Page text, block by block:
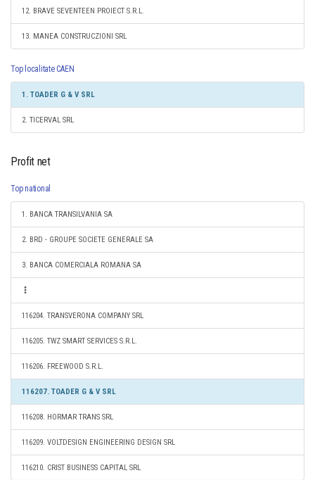
12. BRAVE SEVENTEEN PROIECT S.R.L.
13. MANEA CONSTRUCZIONI SRL
Top localitate CAEN
1. TOADER G & V SRL
2. TICERVAL SRL
Profit net
Top national
1. BANCA TRANSILVANIA SA
2. BRD - GROUPE SOCIETE GENERALE SA
3. BANCA COMERCIALA ROMANA SA
116204. TRANSVERONA COMPANY SRL
116205. TWZ SMART SERVICES S.R.L.
116206. FREEWOOD S.R.L.
116207. TOADER G & V SRL
116208. HORMAR TRANS SRL
116209. VOLTDESIGN ENGINEERING DESIGN SRL
116210. CRIST BUSINESS CAPITAL SRL